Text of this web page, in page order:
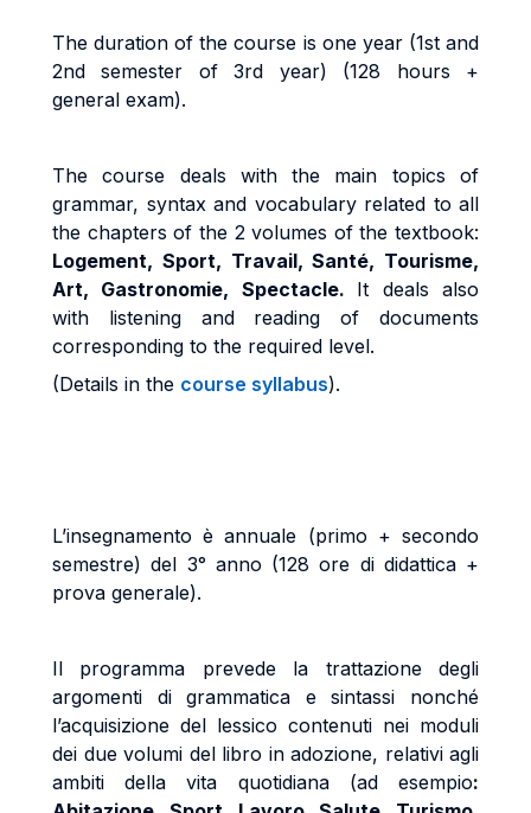
The duration of the course is one year (1st and
2nd semester of 3rd year) (128 hours +
general exam).
The course deals with the main topics of
grammar, syntax and vocabulary related to all
the chapters of the 2 volumes of the textbook:
Logement, Sport, Travail, Santé, Tourisme,
Art, Gastronomie, Spectacle. It deals also
with listening and reading of documents
corresponding to the required level.
(Details in the course syllabus).
L’insegnamento è annuale (primo + secondo
semestre) del 3° anno (128 ore di didattica +
prova generale).
Il programma prevede la trattazione degli
argomenti di grammatica e sintassi nonché
l’acquisizione del lessico contenuti nei moduli
dei due volumi del libro in adozione, relativiagli
ambiti della vita quotidiana (ad esempio: